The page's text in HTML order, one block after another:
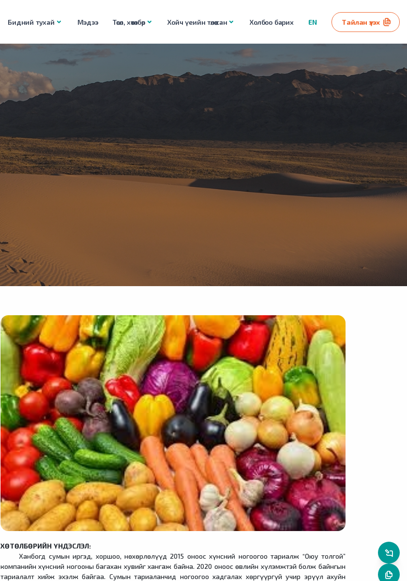
Бидний тухай Мэдээ Төсөл, хөтөлбөр Хойч үеийн төлөө сан Холбоо барих EN Тайлан үзэх
ХӨТӨЛБӨРИЙН ҮНДЭСЛЭЛ:
Ханбогд сумын иргэд, хоршоо, нөхөрлөлүүд 2015 оноос хүнсний ногоогоо тариалж “Оюу толгой”
компанийн хүнсний ногооны багахан хувийг хангаж байна. 2020 оноос өвлийн хүлэмжтэй болж байнгын
тариалалт хийж эхэлж байгаа. Сумын тариаланчид ногоогоо хадгалах хөргүүргүй учир эрүүл ахуйн